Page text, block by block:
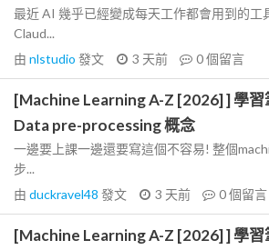
最近 AI 幾乎已經變成每天工作都會用到的工
Claud...
由 nlstudio 發文 3 天前 0個留言
[Machine Learning A-Z [2026] ] 學習
Data pre-processing 概念
一邊要上課一邊還要寫這個不容易! 整個
步...
由 duckravel48 發文 3 天前 0個留言
[Machine Learning A-Z [2026] ] 學習